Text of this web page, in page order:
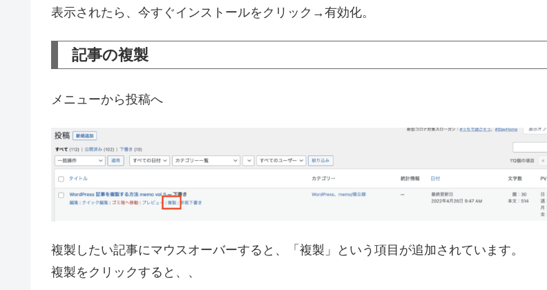
表示されたら、今すぐインストールをクリック→有効化。
記事の複製
メニューから投稿へ
複製したい記事にマウスオーバーすると、「複製」という項目が追加されています。
複製をクリックすると、、